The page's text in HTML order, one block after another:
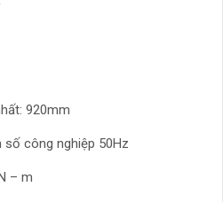
920mm
công nghiệp 50Hz
– m